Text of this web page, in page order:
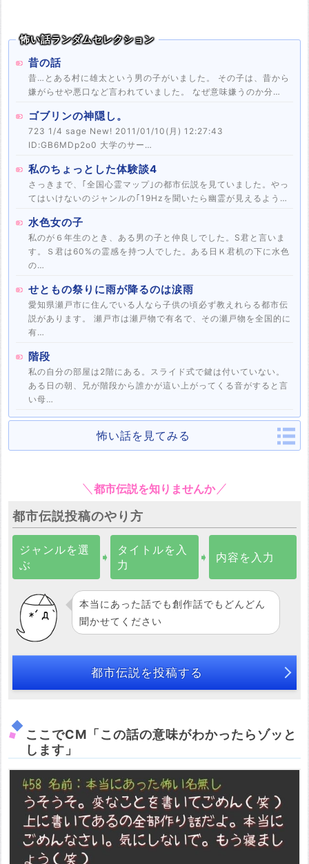
怖い話ランダムセレクション
昔の話
昔…とある村に雄太という男の子がいました。 その子は、昔から
嫌がらせや悪口など言われていました。 なぜ意味嫌うのか分…
ゴブリンの神隠し。
723 1/4 sage New! 2011/01/10(月) 12:27:43
ID:GB6MDp2o0 大学のサー…
私のちょっとした体験談4
さっきまで、｢全国心霊マップ｣の都市伝説を見ていました。やっ
てはいけないのジャンルの｢19Hzを聞いたら幽霊が見えるよう…
水色女の子
私のが６年生のとき、ある男の子と仲良しでした。S君と言いま
す。Ｓ君は60%の霊感を持つ人でした。ある日Ｋ君机の下に水色
の…
せともの祭りに雨が降るのは涙雨
愛知県瀬戸市に住んでいる人なら子供の頃必ず教えれらる都市伝
説があります。 瀬戸市は瀬戸物で有名で、その瀬戸物を全国的に
有…
階段
私の自分の部屋は2階にある。スライド式で鍵は付いていない。
ある日の朝、兄が階段から誰かが這い上がってくる音がすると言
い母…
怖い話を見てみる
都市伝説を知りませんか
都市伝説投稿のやり方
ジャンルを選
ぶ
➧
タイトルを入
力
➧ 内容を入力
本当にあった話でも創作話でもどんどん
聞かせてください
都市伝説を投稿する
ここでCM「この話の意味がわかったらゾッと
します」